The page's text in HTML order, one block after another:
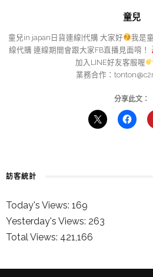
童兒
童兒in japan日貨連線|代購 大家好
我是
線代購 連線期間會跟大家FB直播見面唷！
加入LINE好友客服喔
業務合作：
分享此文：
訪客統計
Today's Views: 169
Yesterday's Views: 263
Total Views: 421,166
童兒的